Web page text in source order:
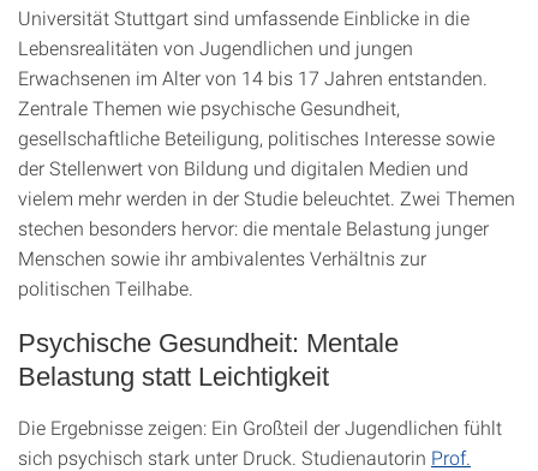
Universität Stuttgart sind umfassende Einblicke in die
Lebensrealitäten von Jugendlichen und jungen
Erwachsenen im Alter von 14 bis 17 Jahren entstanden.
Zentrale Themen wie psychische Gesundheit,
gesellschaftliche Beteiligung, politisches Interesse sowie
der Stellenwert von Bildung und digitalen Medien und
vielem mehr werden in der Studie beleuchtet. Zwei Themen
stechen besonders hervor: die mentale Belastung junger
Menschen sowie ihr ambivalentes Verhältnis zur
politischen Teilhabe.
Psychische Gesundheit: Mentale
Belastung statt Leichtigkeit
Die Ergebnisse zeigen: Ein Großteil der Jugendlichen fühlt
sich psychisch stark unter Druck. Studienautorin Prof.